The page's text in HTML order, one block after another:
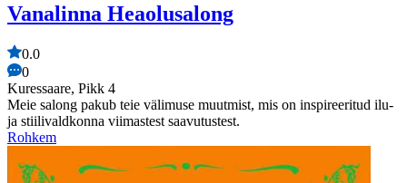
Vanalinna Heaolusalong
0.0
0
Kuressaare, Pikk 4
Meie salong pakub teie välimuse muutmist, mis on inspireeritud ilu-
ja stiilivaldkonna viimastest saavutustest.
Rohkem